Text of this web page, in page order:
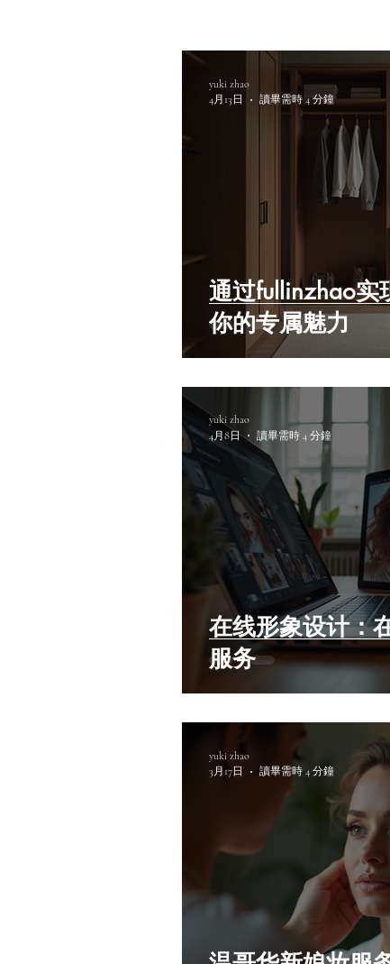
通过fullinzhao实
你的专属魅力
yuki zhao
4月13日
讀畢需時 4 分鐘
在线形象设计：
服务
yuki zhao
4月8日
讀畢需時 4 分鐘
yuki zhao
3月17日
讀畢需時 4 分鐘